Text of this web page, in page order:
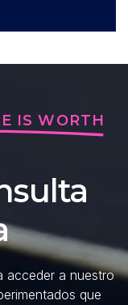
IS WORTH
acceder a nuestro
que